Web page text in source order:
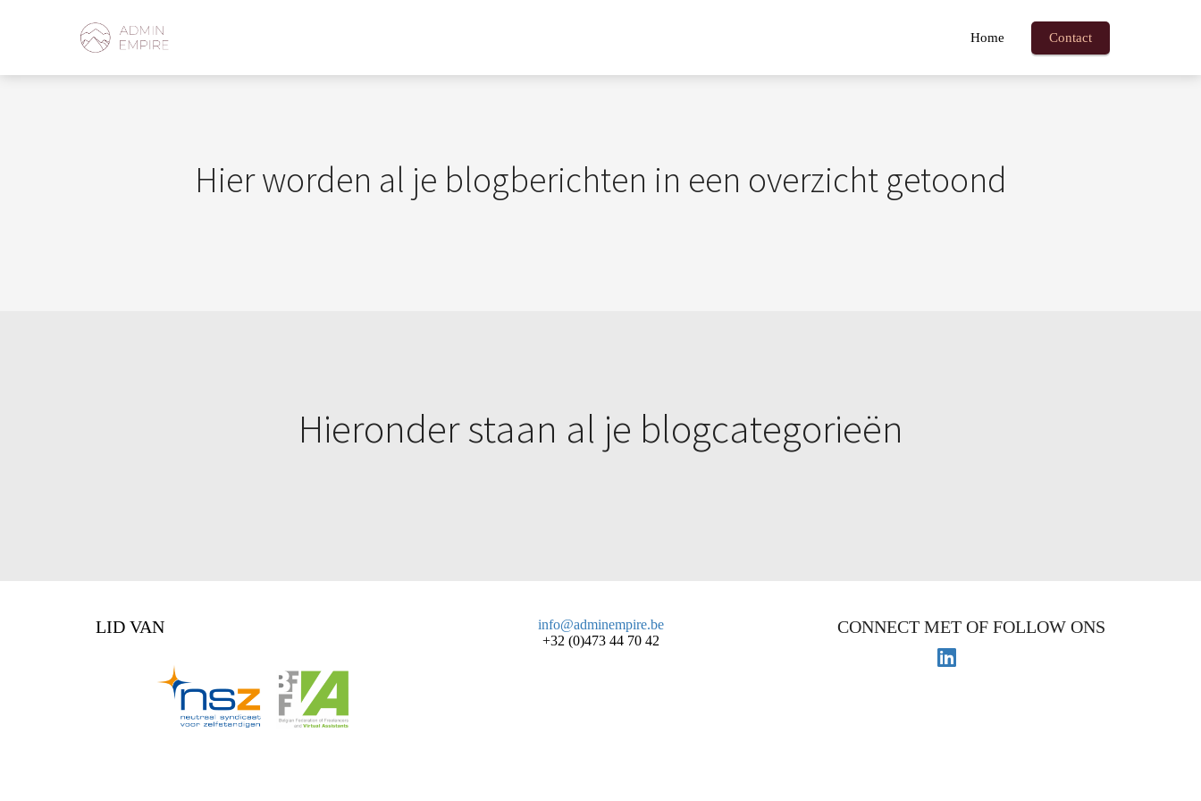
Home Contact
Hier worden al je blogberichten in een overzicht getoond
Hieronder staan al je blogcategorieën
LID VAN
info@adminempire.be
+32 (0)473 44 70 42
CONNECT MET OF FOLLOW ONS